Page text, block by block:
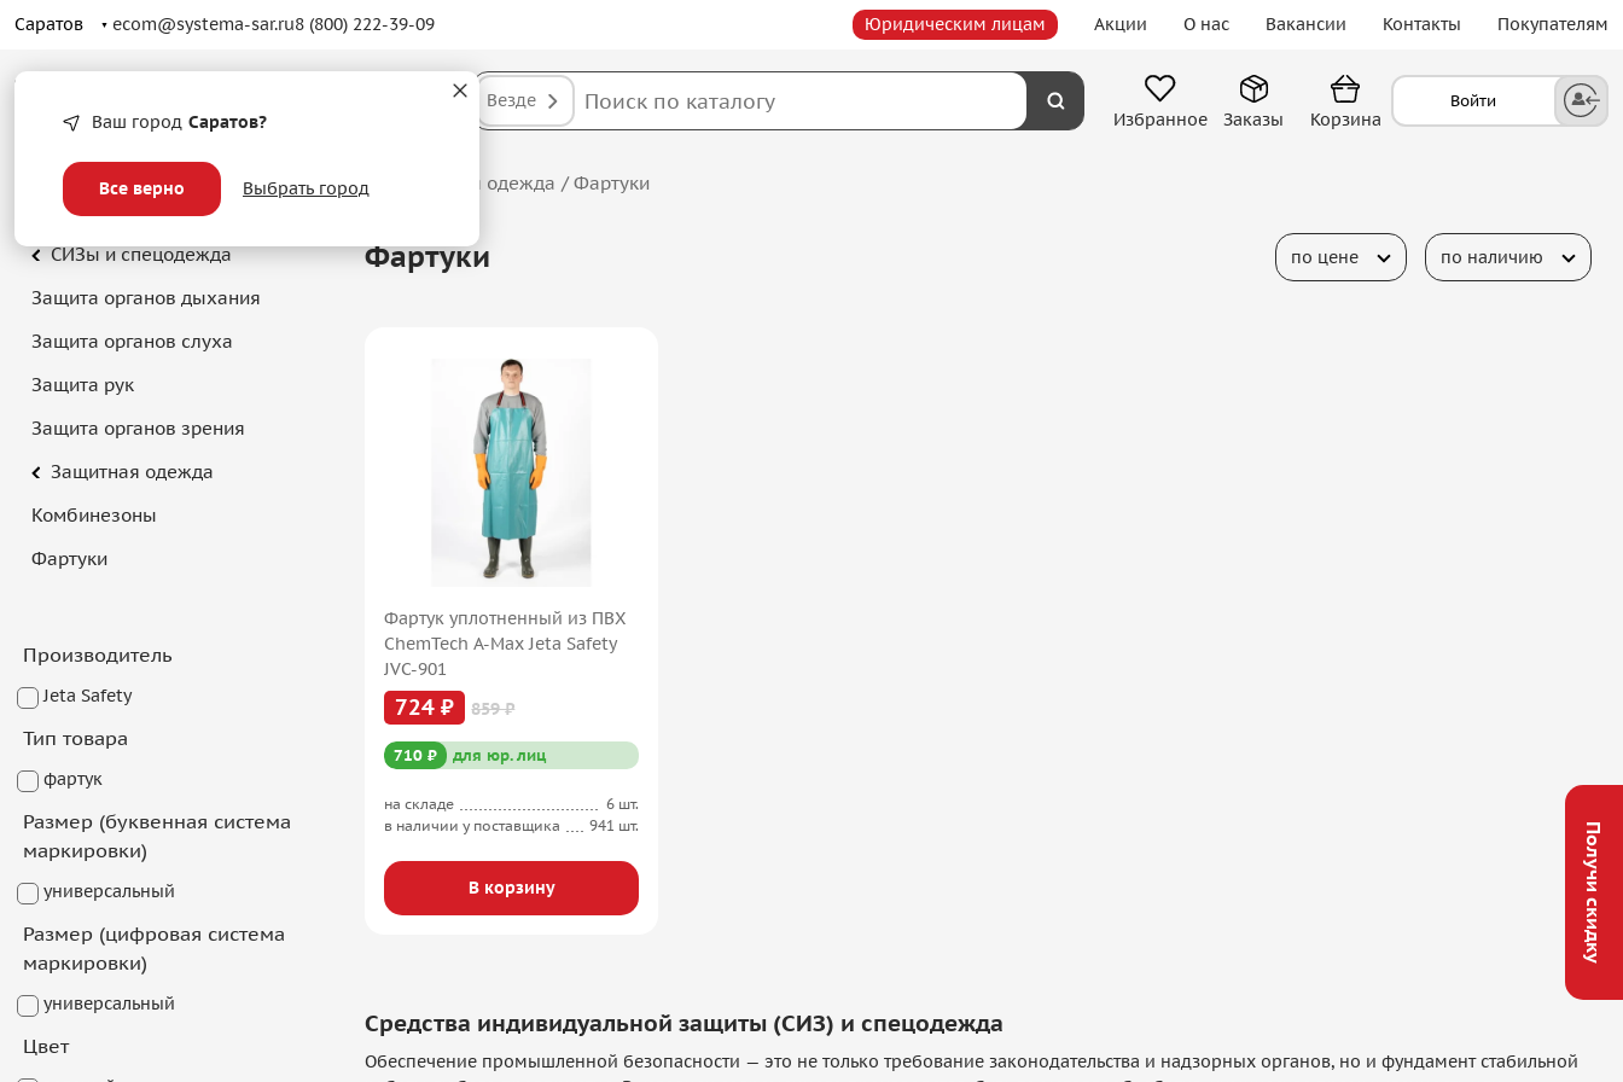
Саратов ecom@systema-sar.ru8 (800) 222-39-09 Юридическим лицам Акции О нас Вакансии Контакты Покупателям
Ваш город Саратов?
Все верно Выбрать город
Везде
Избранное
Войти
Заказы Корзина
Главная /Каталог / СИЗы и спецодежда Защитная одежда /Фартуки
СИЗы и спецодежда
Защита органов дыхания
Защита органов слуха
Защита рук
Защита органов зрения
Защитная одежда
Комбинезоны
Фартуки
Производитель
Jeta Safety
Тип товара
фартук
Размер (буквенная система
маркировки)
универсальный
Размер (цифровая система
маркировки)
универсальный
Цвет
Фартуки по цене по наличию
Фартук уплотненный из ПВХ
ChemTech A-Max Jeta Safety
JVC-901
724 ₽ 859 ₽
710 ₽ для юр. лиц
на складе
6 шт.
в наличии у поставщика
941 шт.
В корзину
Средства индивидуальной защиты (СИЗ) и спецодежда
Обеспечение промышленной безопасности — это не только требование законодательства и надзорных органов, но и фундамент стабильной
Получи скидку